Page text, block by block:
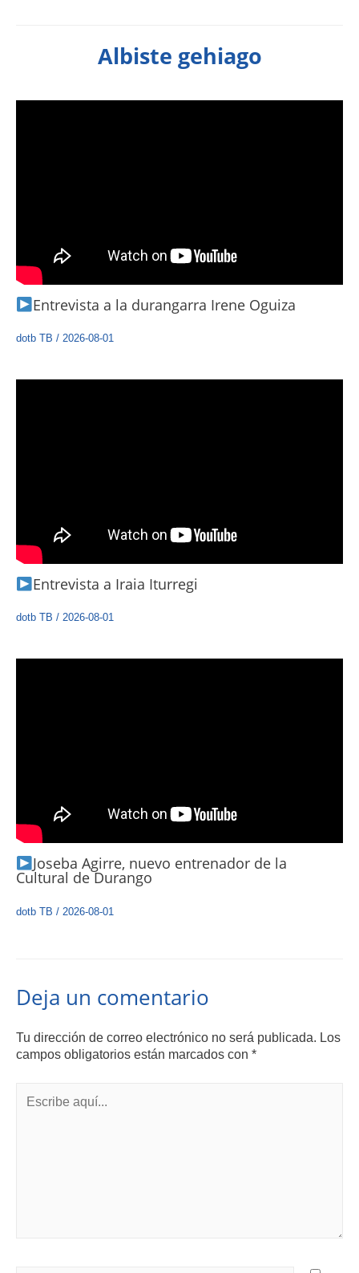
Albiste gehiago
Entrevista a la durangarra Irene Oguiza
dotb TB / 2026-08-01
Entrevista a Iraia Iturregi
dotb TB / 2026-08-01
Joseba Agirre, nuevo entrenador de la
Cultural de Durango
dotb TB / 2026-08-01
Deja un comentario
Tu dirección de correo electrónico no será publicada. Los
campos obligatorios están marcados con *